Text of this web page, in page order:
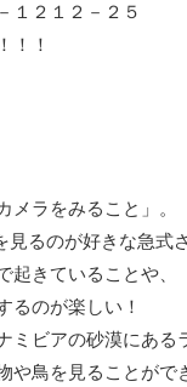
１２１２－２５
！！
ラをみること」。
見るのが好きな急式
きていることや、
るのが楽しい！
ミビアの砂漠にある
や鳥を見ることがで